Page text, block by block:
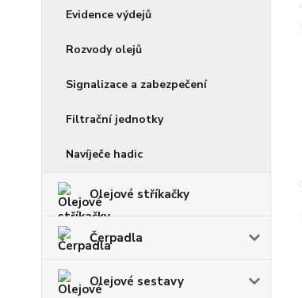
Evidence výdejů
Rozvody olejů
Signalizace a zabezpečení
Filtrační jednotky
Navíječe hadic
Olejové stříkačky
Čerpadla
Olejové sestavy